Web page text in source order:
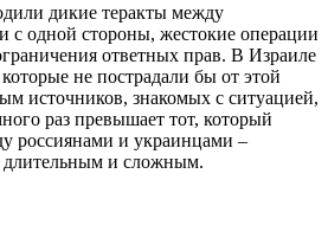
дикие теракты между
с одной стороны, жестокие операции
ответных прав. В Израиле
не пострадали бы от этой
источников, знакомых с ситуацией,
раз превышает тот, который
россиянами и украинцами –
и сложным.